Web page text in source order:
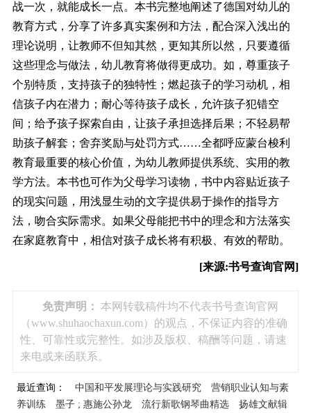
战一次，就能成长一点。本书完整地阐述了德国对幼儿的
教育方式，分享了许多真实案例和方法，配合深入浅出的
理论说明，让教师不但知其然，更知其所以然，只要遵循
这些理念与做法，幼儿教育将做得更成功。如，尊重孩子
个别特质，支持孩子的独特性；燃起孩子的学习动机，相
信孩子内在潜力；耐心等待孩子成长，允许孩子犯错空
间；给予孩子探索自由，让孩子承担选择后果；不轻易帮
助孩子解套；舍弃奖励与处罚方式……全都呼应蒙台梭利
教育最重要的核心价值，为幼儿教师提供系统、实用的教
学方法。本书也可作为父母学习读物，书中内容贴近孩子
的现实问题，用浅显生动的文字提供易于操作的指导方
法，吻合实际需求。如果父母能把书中的理念和方法落实
在家庭教育中，相信对孩子成长将有积极、有效的帮助。
[来源:书号查询官网]
免责声明： 本网转载稿件均不代表书号查询官网
（www.shuhaochaxun.com）的观点，不保证内容的准确
性、可靠性或完整性。如涉及版权、稿酬等问题，请速
来电或来函联系。
最近查询： 中国和平发展理论与实践研究
营销职业认知与素
养训练
墨子 ; 惠施公孙龙 流行新歌钢琴曲精选
扬雄文献辑